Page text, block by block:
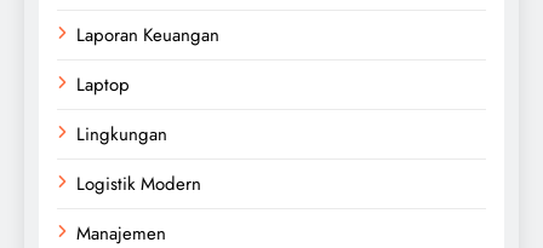
Laporan Keuangan
Laptop
Lingkungan
Logistik Modern
Manajemen